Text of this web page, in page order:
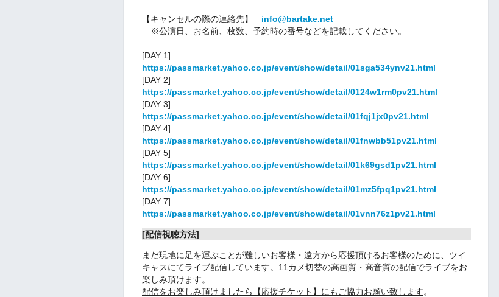
【キャンセルの際の連絡先】 info@bartake.net
※公演日、お名前、枚数、予約時の番号などを記載してください。
[DAY 1]
https://passmarket.yahoo.co.jp/event/show/detail/01sga534ynv21.html
[DAY 2]
https://passmarket.yahoo.co.jp/event/show/detail/0124w1rm0pv21.html
[DAY 3]
https://passmarket.yahoo.co.jp/event/show/detail/01fqj1jx0pv21.html
[DAY 4]
https://passmarket.yahoo.co.jp/event/show/detail/01fnwbb51pv21.html
[DAY 5]
https://passmarket.yahoo.co.jp/event/show/detail/01k69gsd1pv21.html
[DAY 6]
https://passmarket.yahoo.co.jp/event/show/detail/01mz5fpq1pv21.html
[DAY 7]
https://passmarket.yahoo.co.jp/event/show/detail/01vnn76z1pv21.html
[配信視聴方法]
まだ現地に足を運ぶことが難しいお客様・遠方から応援頂けるお客様のために、ツイ
キャスにてライブ配信しています。11カメ切替の高画質・高音質の配信でライブをお
楽しみ頂けます。
配信をお楽しみ頂けましたら【応援チケット】にもご協力お願い致します。